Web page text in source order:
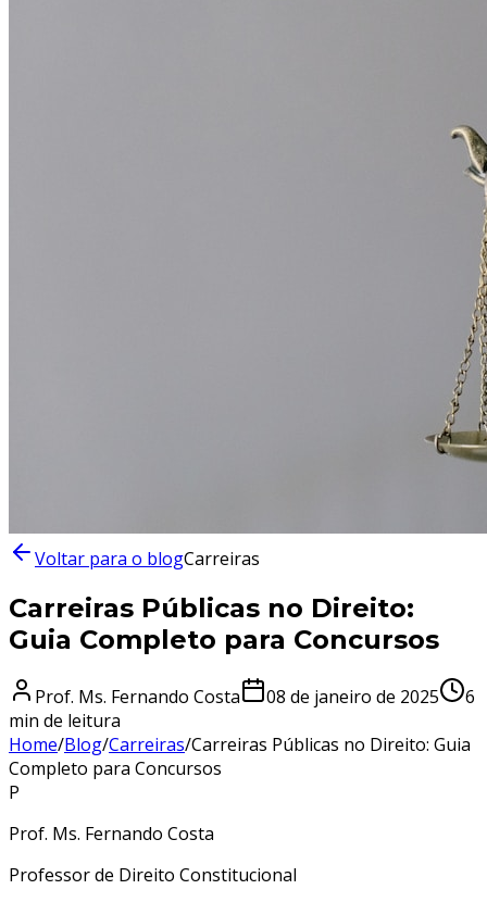
Voltar para o blogCarreiras
Carreiras Públicas no Direito:
Guia Completo para Concursos
Prof. Ms. Fernando Costa 08 de janeiro de 2025
6
min de leitura
Home/Blog/Carreiras/Carreiras Públicas no Direito: Guia
Completo para Concursos
P
Prof. Ms. Fernando Costa
Professor de Direito Constitucional